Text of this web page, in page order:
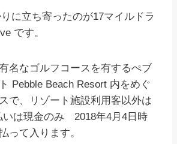
に立ち寄ったのが17マイルドラ
です。
名なゴルフコースを有するぺブ
Pebble Beach Resort 内をめぐ
で、リゾート施設利用客以外は
いは現金のみ 2018年4月4日時
って入ります。